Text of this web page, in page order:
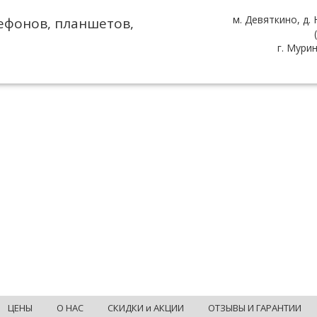
планшетов,
м. Девяткино, д.
г.
ЦЕНЫ О НАС СКИДКИ и АКЦИИ ОТЗЫВЫ И ГАРАНТИИ